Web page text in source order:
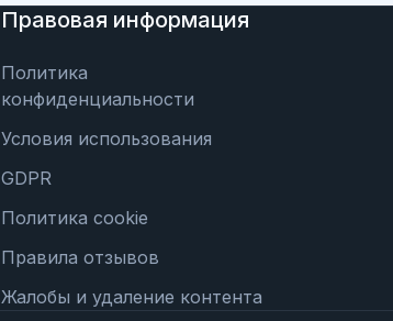
Правовая информация
Политика
конфиденциальности
Условия использования
GDPR
Политика cookie
Правила отзывов
Жалобы и удаление контента